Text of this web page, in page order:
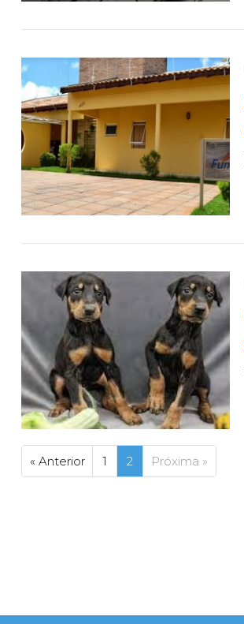
« Anterior 1 2 Próxima »